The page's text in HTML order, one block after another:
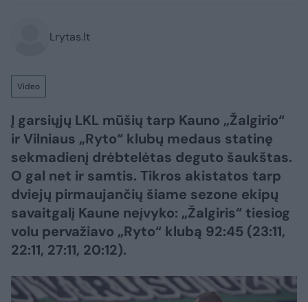
Lrytas.lt
Video
Į garsiųjų LKL mūšių tarp Kauno „Žalgirio“
ir Vilniaus „Ryto“ klubų medaus statinę
sekmadienį drėbtelėtas deguto šaukštas.
O gal net ir samtis. Tikros akistatos tarp
dviejų pirmaujančių šiame sezone ekipų
savaitgalį Kaune neįvyko: „Žalgiris“ tiesiog
volu pervažiavo „Ryto“ klubą 92:45 (23:11,
22:11, 27:11, 20:12).